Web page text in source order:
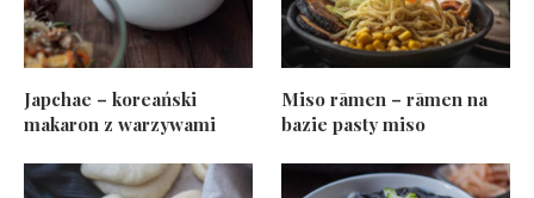
Japchae – koreański
makaron z warzywami
Miso rāmen – rāmen na
bazie pasty miso